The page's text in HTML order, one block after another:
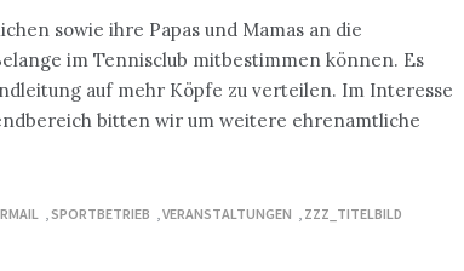
sowie ihre Papas und Mamas an die
im Tennisclub mitbestimmen können. Es
auf mehr Köpfe zu verteilen. Im Interesse
bitten wir um weitere ehrenamtliche
,SPORTBETRIEB ,VERANSTALTUNGEN , ZZZ_TITELBILD